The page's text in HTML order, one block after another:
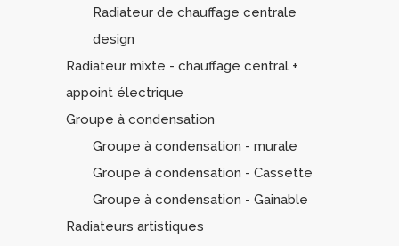
Radiateur de chauffage centrale
design
Radiateur mixte - chauffage central +
appoint électrique
Groupe à condensation
Groupe à condensation - murale
Groupe à condensation - Cassette
Groupe à condensation - Gainable
Radiateurs artistiques